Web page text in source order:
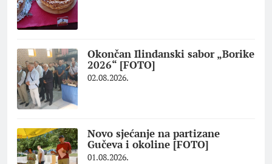
Okončan Ilindanski sabor „Borike
2026“ [FOTO]
02.08.2026.
Novo sjećanje na partizane
Gučeva i okoline [FOTO]
01.08.2026.